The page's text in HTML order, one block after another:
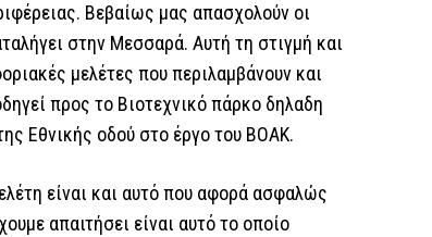
Βεβαίως μας απασχολούν οι
στην Μεσσαρά. Aυτή τη στιγμή και
μελέτες που περιλαμβάνουν και
προς το Βιοτεχνικό πάρκο δηλαδη
Εθνικής οδού στο έργο του ΒΟΑΚ.
είναι και αυτό που αφορά ασφαλώς
απαιτήσει είναι αυτό το οποίο